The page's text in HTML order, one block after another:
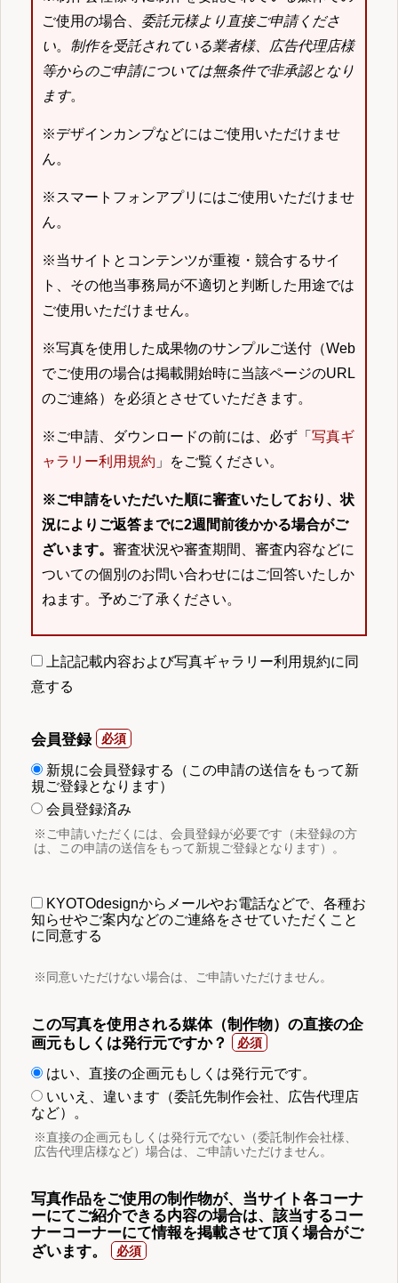
ご使用の場合、 委託元様より直接ご申請くださ
い。 制作を受託されている業者様、広告代理店様
等からのご申請については無条件で非承認となり
ます。
※デザインカンプなどにはご使用いただけませ
ん。
※スマートフォンアプリにはご使用いただけませ
ん。
※当サイトとコンテンツが重複・競合するサイ
ト、その他当事務局が不適切と判断した用途では
ご使用いただけません。
※写真を使用した成果物のサンプルご送付（Web
でご使用の場合は掲載開始時に当該ページのURL
のご連絡）を必須とさせていただきます。
※ご申請、ダウンロードの前には、必ず「 写真ギ
ャラリー利用規約 」をご覧ください。
※ご申請をいただいた順に審査いたしており、状
況によりご返答までに2週間前後かかる場合がご
ざいます。 審査状況や審査期間、審査内容などに
ついての個別のお問い合わせにはご回答いたしか
ねます。予めご了承ください。
上記記載内容および写真ギャラリー利用規約に同
意する
会員登録
新規に会員登録する（この申請の送信をもって新
規ご登録となります）
会員登録済み
※ご申請いただくには、会員登録が必要です（未登録の方
は、この申請の送信をもって新規ご登録となります）。
KYOTOdesignからメールやお電話などで、各種お
知らせやご案内などのご連絡をさせていただくこと
に同意する
※同意いただけない場合は、ご申請いただけません。
この写真を使用される媒体（制作物）の直接の企
画元もしくは発行元ですか？
はい、直接の企画元もしくは発行元です。
いいえ、違います（委託先制作会社、広告代理店
など）。
※直接の企画元もしくは発行元でない（委託制作会社様、
広告代理店様など）場合は、ご申請いただけません。
写真作品をご使用の制作物が、当サイト各コーナ
ーにてご紹介できる内容の場合は、該当するコー
ナーコーナーにて情報を掲載させて頂く場合がご
ざいます。